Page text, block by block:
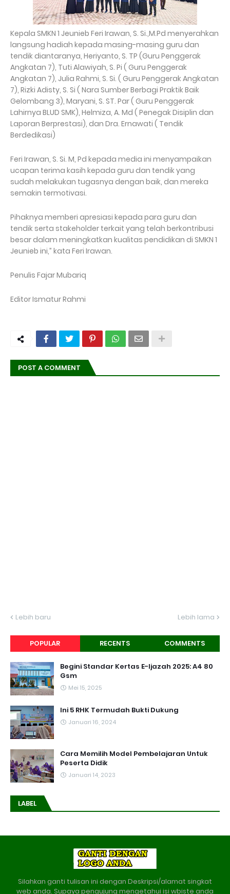
Kepala SMKN 1 Jeunieb Feri Irawan, S. Si.,M.Pd menyerahkan
langsung hadiah kepada masing-masing guru dan
tendik diantaranya, Heriyanto, S. TP (Guru Penggerak
Angkatan 7), Tuti Alawiyah, S. Pi ( Guru Penggerak
Angkatan 7), Julia Rahmi, S. Si. ( Guru Penggerak Angkatan
7), Rizki Adisty, S. Si ( Nara Sumber Berbagi Praktik Baik
Gelombang 3), Maryani, S. ST. Par ( Guru Penggerak
Lahirnya BLUD SMK), Helmiza, A. Md ( Penegak Disiplin dan
Laporan Berprestasi), dan Dra. Ernawati ( Tendik
Berdedikasi)
Feri Irawan, S. Si. M, Pd kepada media ini menyampaikan
ucapan terima kasih kepada guru dan tendik yang
sudah melakukan tugasnya dengan baik, dan mereka
semakin termotivasi.
Pihaknya memberi apresiasi kepada para guru dan
tendik serta stakeholder terkait yang telah berkontribusi
besar dalam meningkatkan kualitas pendidikan di SMKN 1
Jeunieb ini,” kata Feri Irawan.
Penulis Fajar Mubariq
Editor Ismatur Rahmi
POST A COMMENT
Lebih baru Lebih lama
POPULAR RECENTS COMMENTS
Begini Standar Kertas E-Ijazah 2025: A4 80
Gsm
Mei 15, 2025
Ini 5 RHK Termudah Bukti Dukung
Januari 16, 2024
Cara Memilih Model Pembelajaran Untuk
Peserta Didik
Januari 14, 2023
LABEL
Silahkan ganti tulisan ini dengan Deskripsi/alamat singkat
web anda. Supaya pengujung mengetahui isi wbiste anda